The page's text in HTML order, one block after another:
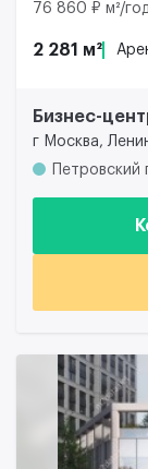
76 860 ₽ м²/
2 281 м²
Бизнес-
г Москва,
Петровский